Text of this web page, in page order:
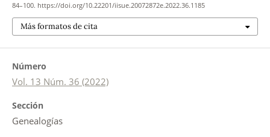
84–100. https://doi.org/10.22201/iisue.20072872e.2022.36.1185
Más formatos de cita
Número
Vol. 13 Núm. 36 (2022)
Sección
Genealogías